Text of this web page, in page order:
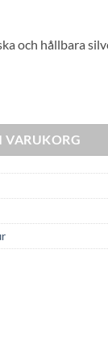
och hållbara
VARUKORG